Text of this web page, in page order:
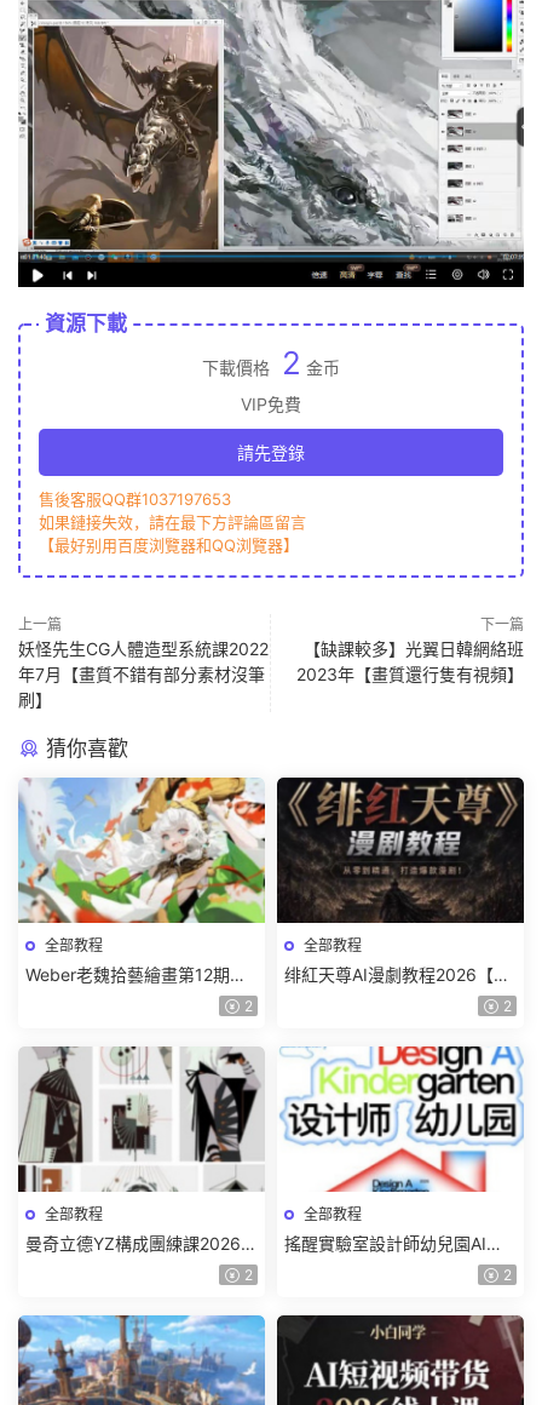
資源下載
下載價格 2 金币
VIP免費
請先登錄
售後客服QQ群1037197653
如果鏈接失效，請在最下方評論區留言
【最好别用百度浏覽器和QQ浏覽器】
上一篇
妖怪先生CG人體造型系統課2022
年7月【畫質不錯有部分素材沒筆
刷】
下一篇
【缺課較多】光翼日韓網絡班
2023年【畫質還行隻有視頻】
猜你喜歡
全部教程
Weber老魏拾藝繪畫第12期角
色特訓班【畫質不錯隻有視
2
全部教程
绯紅天尊AI漫劇教程2026【畫
2
全部教程
曼奇立德YZ構成團練課2026年
8月已結課【畫質高清有課件】
2
全部教程
搖醒實驗室設計師幼兒園AI軟
件基礎課2025【畫質不錯有素
2